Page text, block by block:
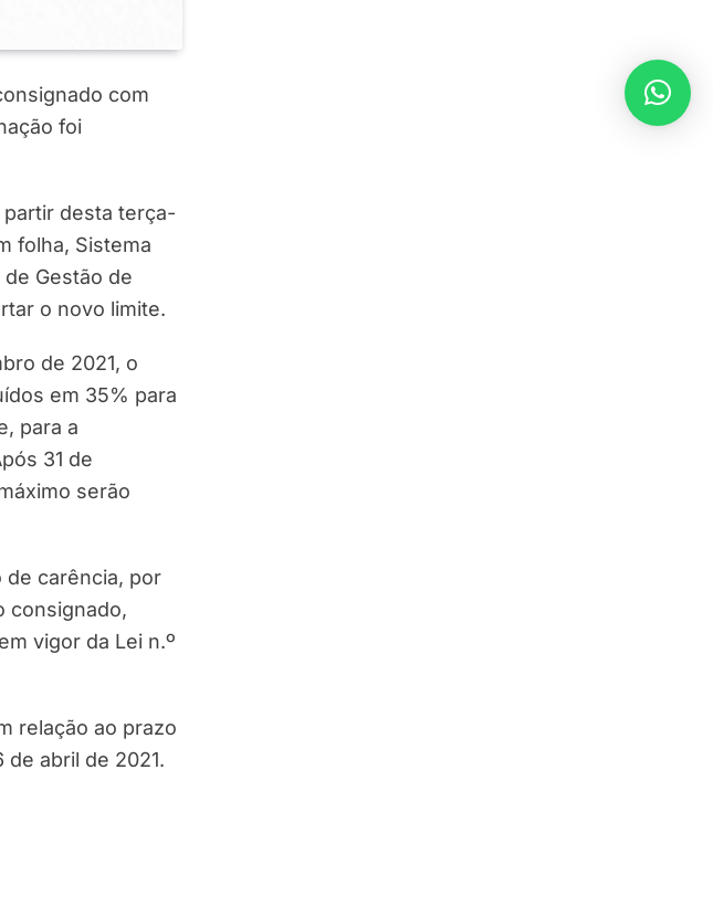
com
foi
partir desta terça-
folha, Sistema
Gestão de
o novo limite.
de 2021, o
em 35% para
para a
31 de
serão
de carência, por
consignado,
vigor da Lei n.º
relação ao prazo
de abril de 2021.